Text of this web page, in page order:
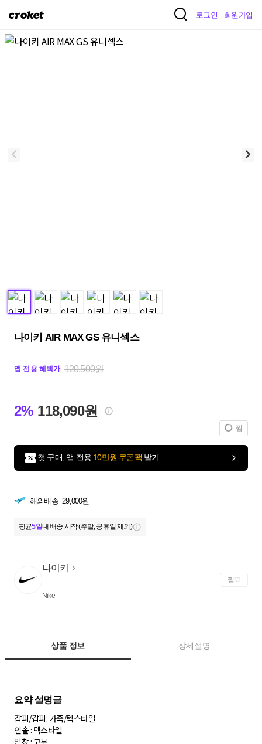
크
켓
로그인 회원가입
나이키 AIR MAX GS 유니섹스
앱 전용 혜택가 120,500원
2% 118,090원
찜
첫 구매, 앱 전용 10만원 쿠폰팩 받기
해외배송 29,000원
평균5일내 배송 시작 (주말, 공휴일 제외)
나이키
Nike
찜
상품 정보 상세설명
요약 설명글
갑피/갑피: 가죽/텍스타일
인솔 : 텍스타일